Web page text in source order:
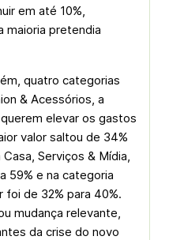
em até 10%,
maioria pretendia
quatro categorias
& Acessórios, a
elevar os gastos
valor saltou de 34%
Serviços & Mídia,
59% e na categoria
foi de 32% para 40%.
mudança relevante,
da crise do novo